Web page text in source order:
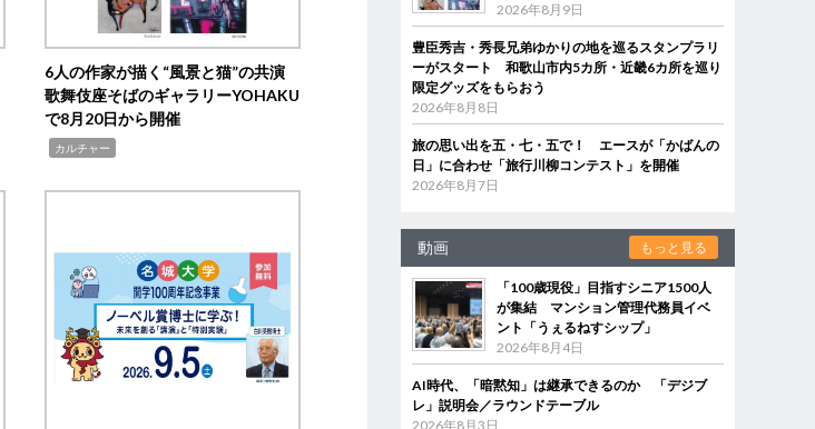
6人の作家が描く“風景と猫”の共演
歌舞伎座そばのギャラリーYOHAKU
で8月20日から開催
カルチャー
2026年8月9日
豊臣秀吉・秀長兄弟ゆかりの地を巡るスタンプラリ
ーがスタート 和歌山市内5カ所・近畿6カ所を巡り
限定グッズをもらおう
2026年8月8日
旅の思い出を五・七・五で！ エースが「かばんの
日」に合わせ「旅行川柳コンテスト」を開催
2026年8月7日
動画 もっと見る
「100歳現役」目指すシニア1500人
が集結 マンション管理代務員イベ
ント「うぇるねすシップ」
2026年8月4日
AI時代、「暗黙知」は継承できるのか 「デジブ
レ」説明会／ラウンドテーブル
2026年8月3日